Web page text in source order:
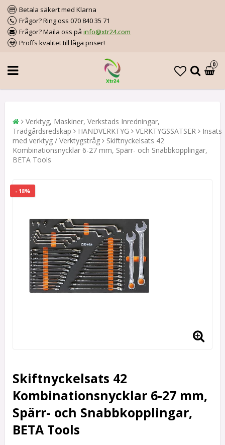
Betala säkert med Klarna
Frågor? Ring oss 070 840 35 71
Frågor? Maila oss på info@xtr24.com
Proffs kvalitet till låga priser!
0
Verktyg, Maskiner, Verkstads Inredningar,
Trädgårdsredskap
HANDVERKTYG VERKTYGSSATSER
Insats
med verktyg / Verktygstråg
Skiftnyckelsats 42
Kombinationsnycklar 6-27 mm, Spärr- och Snabbkopplingar,
BETA Tools
- 18%
Skiftnyckelsats 42
Kombinationsnycklar 6-27 mm,
Spärr- och Snabbkopplingar,
BETA Tools